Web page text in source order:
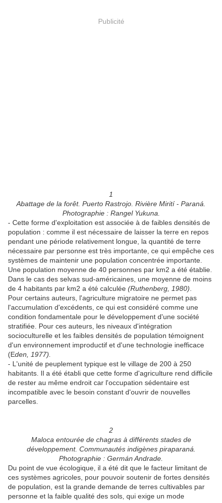
Publicité
1
Abattage de la forêt. Puerto Rastrojo. Rivière Mirití - Paraná.
Photographie : Rangel Yukuna.
- Cette forme d'exploitation est associée à de faibles densités de
population : comme il est nécessaire de laisser la terre en repos
pendant une période relativement longue, la quantité de terre
nécessaire par personne est très importante, ce qui empêche ces
systèmes de maintenir une population concentrée importante.
Une population moyenne de 40 personnes par km2 a été établie.
Dans le cas des selvas sud-américaines, une moyenne de moins
de 4 habitants par km2 a été calculée (Ruthenberg, 1980)
Pour certains auteurs, l'agriculture migratoire ne permet pas
l'accumulation d'excédents, ce qui est considéré comme une
condition fondamentale pour le développement d'une société
stratifiée. Pour ces auteurs, les niveaux d'intégration
socioculturelle et les faibles densités de population témoignent
d'un environnement improductif et d'une technologie inefficace
(Eden, 1977).
- L'unité de peuplement typique est le village de 200 à 250
habitants. Il a été établi que cette forme d'agriculture rend difficile
de rester au même endroit car l'occupation sédentaire est
incompatible avec le besoin constant d'ouvrir de nouvelles
parcelles.
2
Maloca entourée de chagras à différents stades de
développement. Communautés indigènes piraparaná.
Photographie : Germán Andrade.
Du point de vue écologique, il a été dit que le facteur limitant de
ces systèmes agricoles, pour pouvoir soutenir de fortes densités
de population, est la grande demande de terres cultivables par
personne et la faible qualité des sols, qui exige un mode